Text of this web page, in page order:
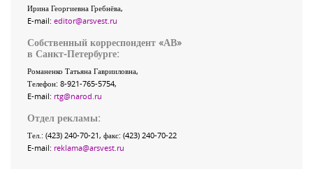
Ирина Георгиевна Гребнёва,
E-mail: editor@arsvest.ru
Собственный корреспондент «АВ»
в Санкт-Петербурге:
Романенко Татьяна Гаврииловна,
Телефон: 8-921-765-5754,
E-mail: rtg@narod.ru
Отдел рекламы:
Тел.: (423) 240-70-21, факс: (423) 240-70-22
E-mail: reklama@arsvest.ru